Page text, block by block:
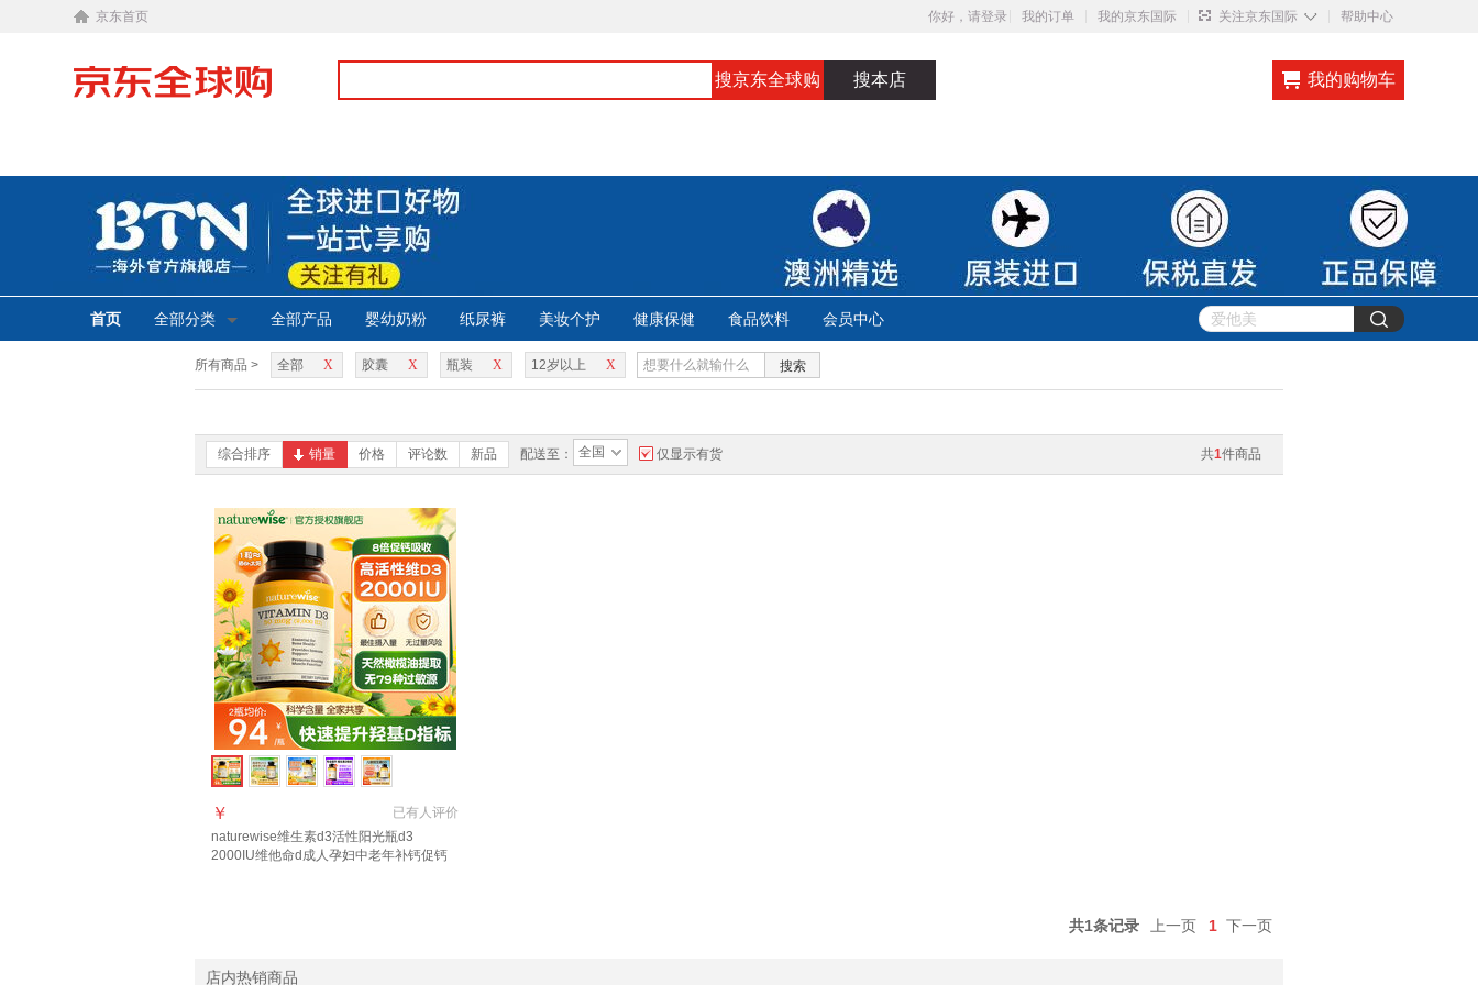
京东首页 你好，请登录 我的订单 我的京东国际 关注京东国际 ◇ 帮助中心
搜京东全球购 搜本店 我的购物车
首页 全部分类 全部产品 婴幼奶粉 纸尿裤 美妆个护 健康保健 食品饮料 会员中心
所有商品 > X
全部 X
胶囊 X
瓶装 X
12岁以上 搜索
共1件商品
综合排序 销量 价格 评论数 新品 配送至： 全国 仅显示有货
已有人评价
￥
naturewise维生素d3活性阳光瓶d3
2000IU维他命d成人孕妇中老年补钙促钙
共1条记录 上一页 1 下一页
店内热销商品